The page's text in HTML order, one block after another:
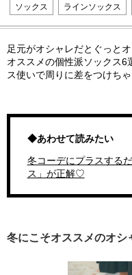
ソックス ラインソックス
足元がオシャレだとぐっと
オススメの個性派ソックス6
ス使いで周りに差をつけち
◆あわせて読みたい
冬コーデにプラスする
ス」が正解♡
冬にこそオススメのオシ